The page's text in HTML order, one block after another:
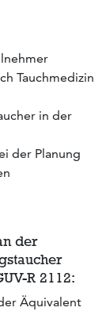
Tauchmedizin
in der
der Planung
der
R 2112:
Äquivalent